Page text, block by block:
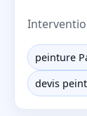
peinture
devis